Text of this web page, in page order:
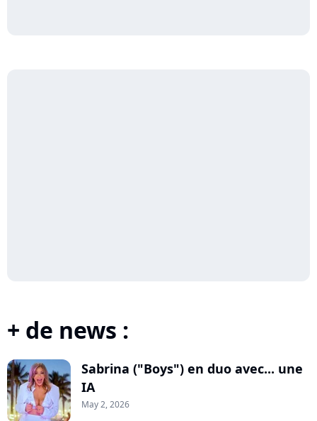
+ de news :
Sabrina ("Boys") en duo avec... une
IA
May 2, 2026